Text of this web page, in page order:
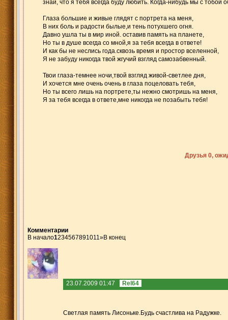
знай, что я тебя всегда буду любить. Когда-нибудь мы с тобой
Глаза большие и живые глядят с портрета на меня,
В них боль и радости былые,и тень потухшего огня.
Давно ушла ты в мир иной. оставив память на планете,
Но ты в душе всегда со мной,я за тебя всегда в ответе!
И как бы не неслись года.сквозь время и простор вселенной,
Я не забуду никогда твой жгучий взгляд самозабвенный.
Твои глаза-темнее ночи,твой взгляд живой-светлее дня,
И хочется мне очень очень в глаза поцеловать тебя,
Но ты всего лишь на портрете,ты нежно смотришь на меня,
Я за тебя всегда в ответе,мне никогда не позабыть тебя!
Друзья 0,
Комментарии
В начало1234567891011»В конец
23.07.2009 01:47 Rel64
Светлая память Лисоньке.Будь счастлива на Радужке.